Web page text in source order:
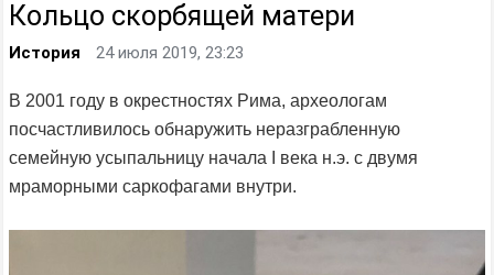
Кольцо скорбящей матери
История 24 июля 2019, 23:23
В 2001 году в окрестностях Рима, археологам
посчастливилось обнаружить неразграбленную
семейную усыпальницу начала I века н.э. с двумя
мраморными саркофагами внутри.